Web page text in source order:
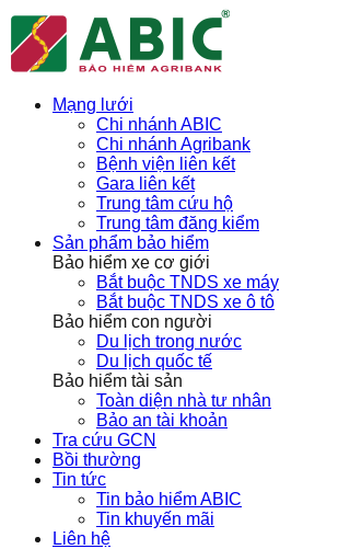
Mạng lưới
Chi nhánh ABIC
Chi nhánh Agribank
Bệnh viện liên kết
Gara liên kết
Trung tâm cứu hộ
Trung tâm đăng kiểm
Sản phẩm bảo hiểm
Bảo hiểm xe cơ giới
Bắt buộc TNDS xe máy
Bắt buộc TNDS xe ô tô
Bảo hiểm con người
Du lịch trong nước
Du lịch quốc tế
Bảo hiểm tài sản
Toàn diện nhà tư nhân
Bảo an tài khoản
Tra cứu GCN
Bồi thường
Tin tức
Tin bảo hiểm ABIC
Tin khuyến mãi
Liên hệ